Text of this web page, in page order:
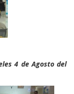
4 de Agosto del